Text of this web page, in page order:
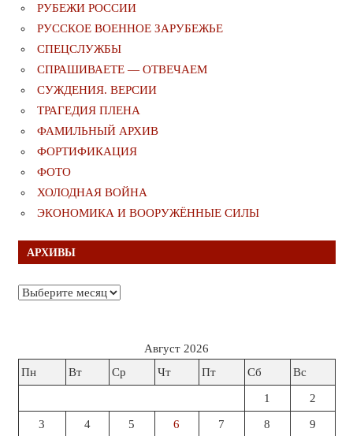
РУБЕЖИ РОССИИ
РУССКОЕ ВОЕННОЕ ЗАРУБЕЖЬЕ
СПЕЦСЛУЖБЫ
СПРАШИВАЕТЕ — ОТВЕЧАЕМ
СУЖДЕНИЯ. ВЕРСИИ
ТРАГЕДИЯ ПЛЕНА
ФАМИЛЬНЫЙ АРХИВ
ФОРТИФИКАЦИЯ
ФОТО
ХОЛОДНАЯ ВОЙНА
ЭКОНОМИКА И ВООРУЖЁННЫЕ СИЛЫ
АРХИВЫ
Архивы
Август 2026
Пн
Вт Ср Чт Пт Сб Вс
1 2
3 4 5 6 7 8 9